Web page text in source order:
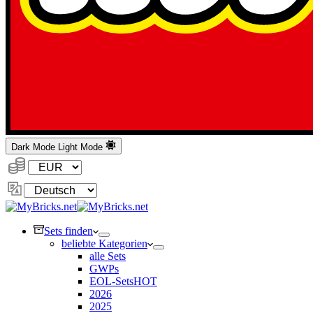
Dark Mode Light Mode
Währung:
Sprache
ändern
Sets finden
beliebte Kategorien
alle Sets
GWPs
EOL-SetsHOT
2026
2025